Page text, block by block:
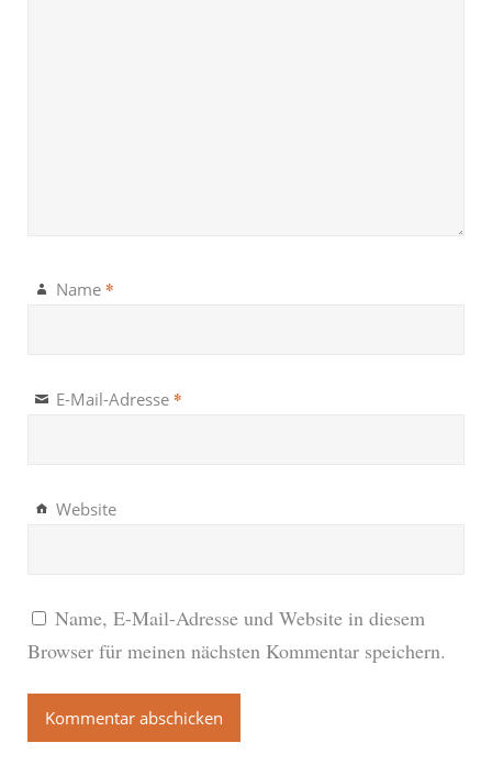
Name *
E-Mail-Adresse *
Website
Name, E-Mail-Adresse und Website in diesem
Browser für meinen nächsten Kommentar speichern.